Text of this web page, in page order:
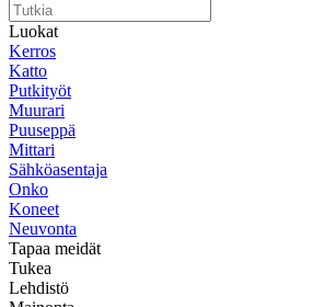
Luokat
Kerros
Katto
Putkityöt
Muurari
Puuseppä
Mittari
Sähköasentaja
Onko
Koneet
Neuvonta
Tapaa meidät
Tukea
Lehdistö